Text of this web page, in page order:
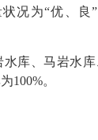
况为“优、良
库、马岩水库
100%。